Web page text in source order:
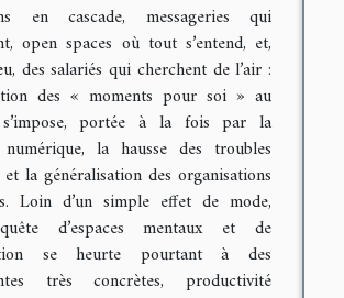
en cascade, messageries qui
open spaces où tout s’entend, et,
des salariés qui cherchent de l’air :
des « moments pour soi » au
portée à la fois par la
la hausse des troubles
la généralisation des organisations
Loin d’un simple effet de mode,
d’espaces mentaux et de
se heurte pourtant à des
très concrètes, productivité